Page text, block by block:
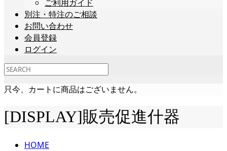
ご利用ガイド
別注・特注のご相談
お問い合わせ
会員登録
ログイン
只今、カートに商品はございません。
[DISPLAY]販売促進什器
HOME